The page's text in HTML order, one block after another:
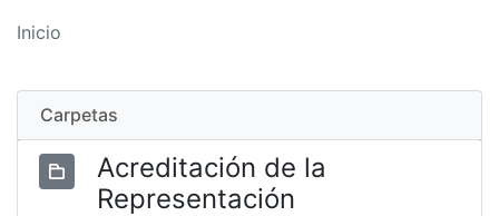
Inicio
Carpetas
Acreditación de la
Representación